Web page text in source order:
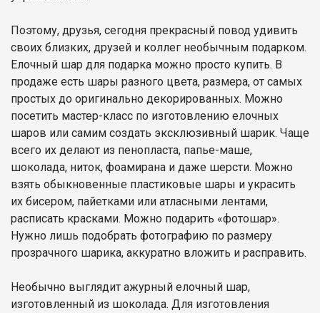
Поэтому, друзья, сегодня прекрасный повод удивить
своих близких, друзей и коллег необычным подарком.
Елочный шар для подарка можно просто купить. В
продаже есть шары разного цвета, размера, от самых
простых до оригинально декорированных. Можно
посетить мастер-класс по изготовлению елочных
шаров или самим создать эксклюзивный шарик. Чаще
всего их делают из пенопласта, папье-маше,
шоколада, ниток, фоамирана и даже шерсти. Можно
взять обыкновенные пластиковые шары и украсить
их бисером, пайетками или атласными лентами,
расписать красками. Можно подарить «фотошар».
Нужно лишь подобрать фотографию по размеру
прозрачного шарика, аккуратно вложить и расправить.
Необычно выглядит ажурный елочный шар,
изготовленный из шоколада. Для изготовления